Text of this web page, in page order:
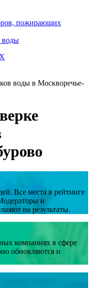
пожирающих
воды
воды в Москворечье-
Все места в рейтинге
и
на результаты.
компаниях в сфере
обновляются и